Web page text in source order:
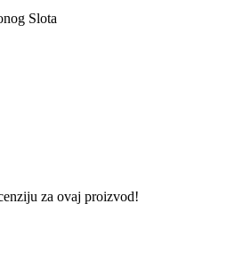
Slota
za ovaj proizvod!